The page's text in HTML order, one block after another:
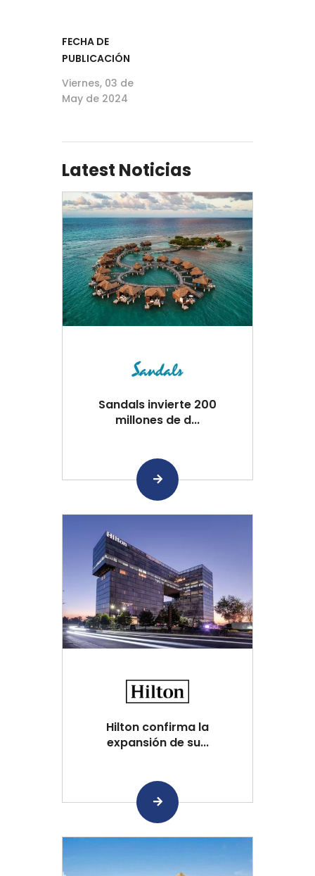
FECHA DE
PUBLICACIÓN
Viernes, 03 de
May de 2024
Latest Noticias
Sandals invierte 200
millones de d...
Hilton confirma la
expansión de su...